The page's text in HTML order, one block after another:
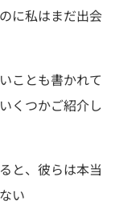
に私はまだ出会
ことも書かれて
くつかご紹介し
と、彼らは本当
い